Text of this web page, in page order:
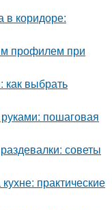
в коридоре:
профилем при
выбрать
пошаговая
советы
практические